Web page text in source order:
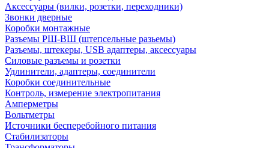
Аксессуары (вилки, розетки, переходники)
Звонки дверные
Коробки монтажные
Разъемы РШ-ВШ (штепсельные разьемы)
Разъемы, штекеры, USB адаптеры, аксессуары
Силовые разъемы и розетки
Удлинители, адаптеры, соединители
Коробки соединительные
Контроль, измерение электропитания
Амперметры
Вольтметры
Источники бесперебойного питания
Стабилизаторы